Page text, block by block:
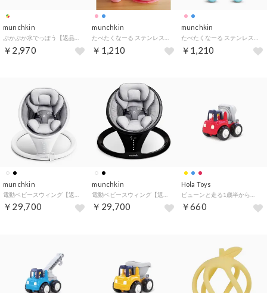
munchkin
￥2,970
munchkin
￥1,210
munchkin
￥1,210
munchkin
￥29,700
munchkin
￥29,700
Hola Toys
￥660